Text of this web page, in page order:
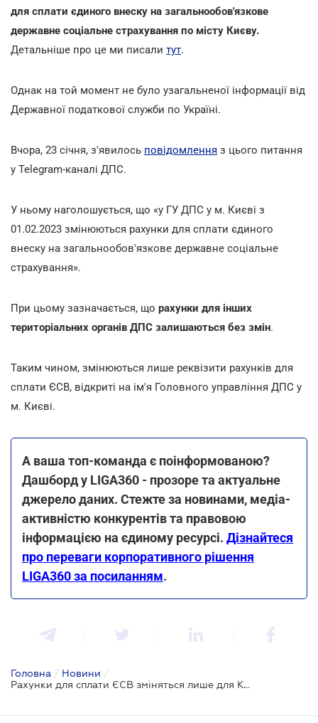
для сплати єдиного внеску на загальнообов'язкове
державне соціальне страхування по місту Києву.
Детальніше про це ми писали тут.
Однак на той момент не було узагальненої інформації від
Державної податкової служби по Україні.
Вчора, 23 січня, з'явилось повідомлення з цього питання
у Telegram-каналі ДПС.
У ньому наголошується, що «у ГУ ДПС у м. Києві з
01.02.2023 змінюються рахунки для сплати єдиного
внеску на загальнообов'язкове державне соціальне
страхування».
При цьому зазначається, що рахунки для інших
територіальних органів ДПС залишаються без змін.
Таким чином, змінюються лише реквізити рахунків для
сплати ЄСВ, відкриті на ім'я Головного управління ДПС у
м. Києві.
А ваша топ-команда є поінформованою?
Дашборд у LIGA360 - прозоре та актуальне
джерело даних. Стежте за новинами, медіа-
активністю конкурентів та правовою
інформацією на єдиному ресурсі. Дізнайтеся
про переваги корпоративного рішення
LIGA360 за посиланням.
Головна / Новини /
Рахунки для сплати ЄСВ зміняться лише для Києва - ДПС